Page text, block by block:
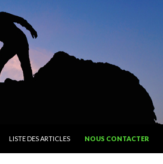
LISTE DES ARTICLES NOUS CONTACTER